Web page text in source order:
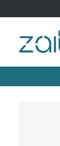
RELOJ